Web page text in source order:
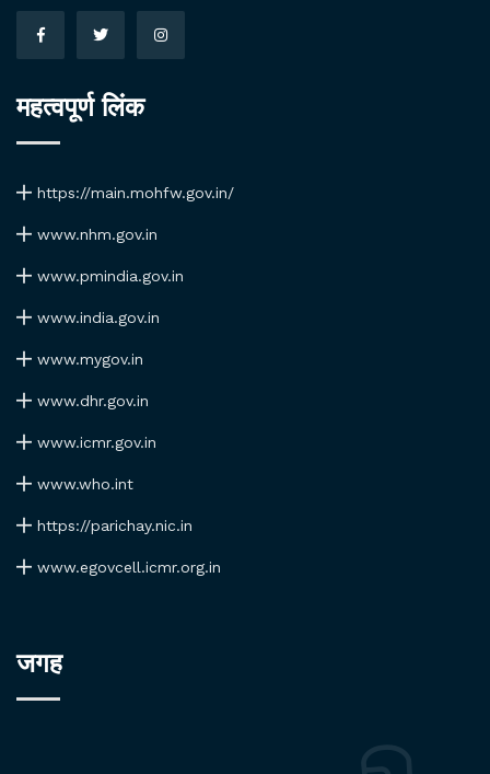
महत्वपूर्ण लिंक
https://main.mohfw.gov.in/
www.nhm.gov.in
www.pmindia.gov.in
www.india.gov.in
www.mygov.in
www.dhr.gov.in
www.icmr.gov.in
www.who.int
https://parichay.nic.in
www.egovcell.icmr.org.in
जगह